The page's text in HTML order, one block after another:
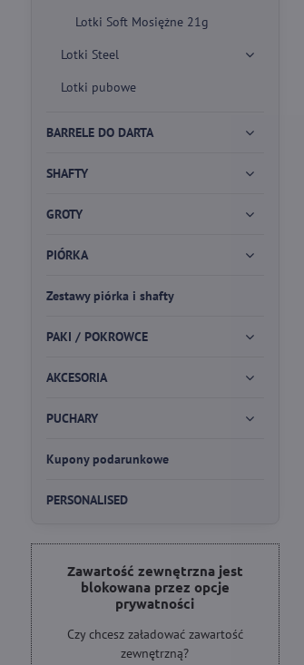
Lotki Soft Mosiężne 21g
Lotki Steel
Lotki pubowe
BARRELE DO DARTA
SHAFTY
GROTY
PIÓRKA
Zestawy piórka i shafty
PAKI / POKROWCE
AKCESORIA
PUCHARY
Kupony podarunkowe
PERSONALISED
Zawartość zewnętrzna jest
blokowana przez opcje
prywatności
Czy chcesz załadować zawartość
zewnętrzną?